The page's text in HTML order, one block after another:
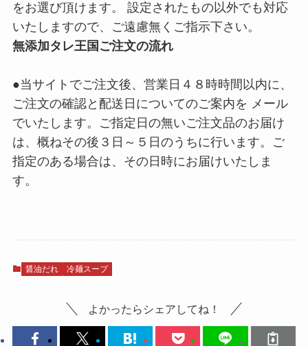
をお選び頂けます。 設定されたもの以外でも対応
いたしますので、ご遠慮無くご指示下さい。
無添加タレ王国ご注文の流れ
●当サイトでご注文後、営業日４８時時間以内に、
ご注文の確認と配送日についてのご案内を メール
でいたします。ご指定日の無いご注文品のお届け
は、概ねその後３日～５日のうちに行います。ご
指定のある場合は、その日時にお届けいたしま
す。
醤油だれ 冷麺スープ
よかったらシェアしてね！